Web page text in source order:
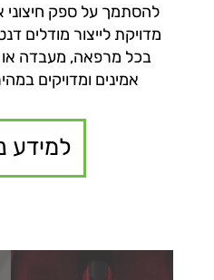
להסתמך על ספק חיצוני
מדויקת לייצור מודלים
בכל מרפאה, מעבדה או
אמינים ומדויקים
למידע